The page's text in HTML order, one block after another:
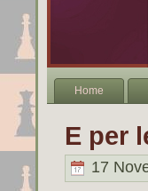
Home
E per
17